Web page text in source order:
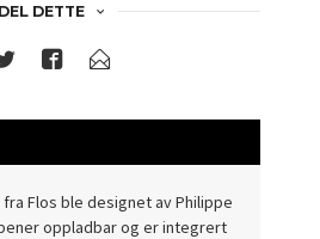
DEL DETTE
Flos ble designet av Philippe
oppladbar og er integrert